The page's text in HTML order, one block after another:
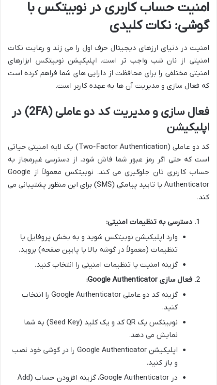
امنیت حساب کاربری در نوبیتکس با
گوشی: نکات کلیدی
امنیت در دنیای ارزهای دیجیتال حرف اول را می زند و رعایت نکات
امنیتی از نان شب واجب تر است. اپلیکیشن نوبیتکس ابزارهای
امنیتی مختلفی را برای محافظت از دارایی های شما فراهم کرده است
که فعال سازی و مدیریت آن ها به عهده کاربر است.
فعال سازی و مدیریت کد دو عاملی (2FA) در
اپلیکیشن
کد دو عاملی (Two-Factor Authentication) یک لایه امنیتی حیاتی
است که حتی اگر رمز عبور شما فاش شود، از دسترسی غیرمجاز به
حساب کاربری تان جلوگیری می کند. نوبیتکس معمولاً از Google
Authenticator یا تایید پیامکی (SMS) برای این منظور پشتیبانی می
کند.
دسترسی به تنظیمات امنیتی:
وارد اپلیکیشن نوبیتکس شوید و به بخش پروفایل یا
تنظیمات (معمولاً در گوشه بالا یا پایین صفحه) بروید.
گزینه امنیت یا تنظیمات امنیتی را انتخاب کنید.
فعال سازی Google Authenticator:
گزینه کد دو عاملی Google Authenticator را انتخاب
کنید.
نوبیتکس یک QR کد و یک کلید (Seed Key) به شما
نمایش می دهد.
اپلیکیشن Google Authenticator را در گوشی خود نصب
و باز کنید.
در Google Authenticator، گزینه افزودن حساب (Add